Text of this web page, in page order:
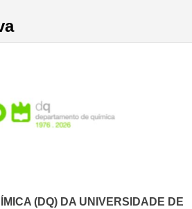
(DQ) DA UNIVERSIDADE DE